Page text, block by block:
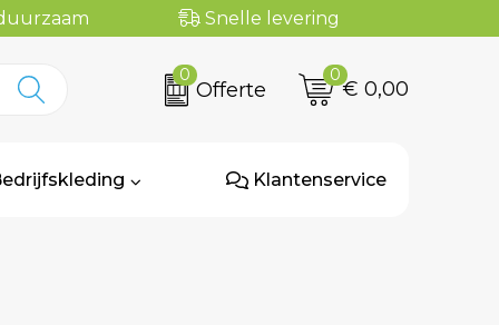
Snelle levering
0
Offerte
0
€ 0,00
Klantenservice